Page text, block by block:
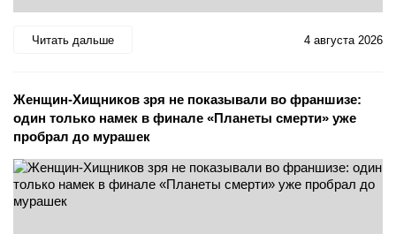
Читать дальше 4 августа 2026
Женщин-Хищников зря не показывали во франшизе:
один только намек в финале «Планеты смерти» уже
пробрал до мурашек